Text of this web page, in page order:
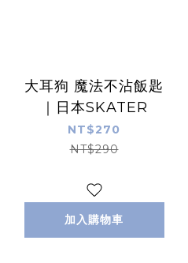
大耳狗 魔法不沾飯匙
｜日本SKATER
NT$270
NT$290
加入購物車